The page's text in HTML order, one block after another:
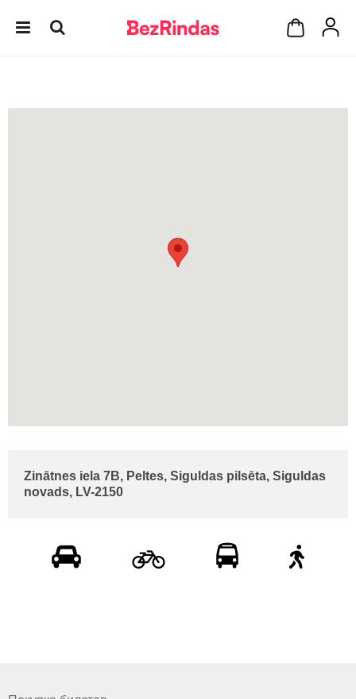
Zinātnes iela 7B, Peltes, Siguldas pilsēta, Siguldas
novads, LV-2150